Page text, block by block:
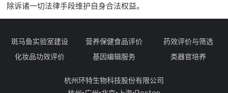
除诉诸一切法律手段维护自身合法权益。
斑马鱼实验室建设 营养保健食品评价
药效评价与筛选
化妆品功效评价
基因编辑服务 类器官培养
杭州环特生物科技股份有限公司